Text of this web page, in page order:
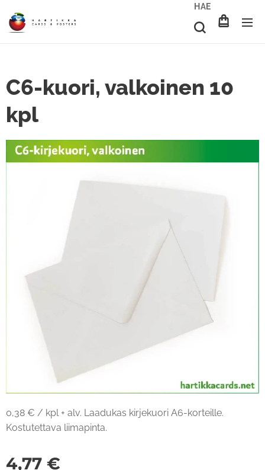
HAE
C6-kuori, valkoinen 10
kpl
0,38 € / kpl + alv. Laadukas kirjekuori A6-korteille.
Kostutettava liimapinta.
4,77 €